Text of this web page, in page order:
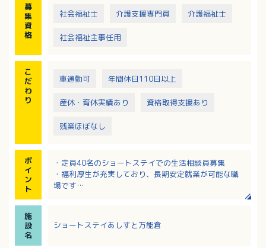
募
集
資
格
社会福祉士 介護支援専門員 介護福祉士
社会福祉主事任用
こ
だ
わ
り
車通勤可 年間休日110日以上
産休・育休実績あり 資格取得支援あり
残業ほぼなし
ポ
イ
ン
ト
・定員40名のショートステイでの生活相談員募集
・福利厚生が充実しており、長期安定就業が可能な職
場です
・子育てに理解のある職場！学校行事や病気など、突
施
設
名
ショートステイあしすと万能倉